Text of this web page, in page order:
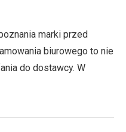
marki przed
biurowego to nie
do dostawcy. W